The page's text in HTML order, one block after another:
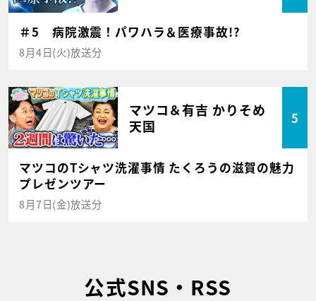
＃5 病院激震！パワハラ＆医療事故!?
8月4日(火)放送分
マツコ＆有吉 かりそめ
天国
5
マツコのTシャツ洗濯事情 たくろうの滋賀の魅力
プレゼンツアー
8月7日(金)放送分
公式SNS・RSS